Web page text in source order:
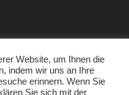
Website, um Ihnen die
indem wir uns an Ihre
erinnern. Wenn Sie
Sie sich mit der